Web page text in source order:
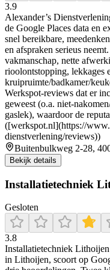
3.9
Alexander’s
de Google Places data en
snel bereikbare,
en afspraken serieus
vakmanschap, nette
rioolontstopping, lekkages
kruipruimte/badkamer/
Werkspot-reviews dat er
geweest (o.a. niet-
gaslek), waardoor de
([werkspot.nl](https://
dienstverlening/reviews))
Buitenbulkweg 2-28,
Bekijk details
Installatietechniek
Gesloten
3.8
Installatietechniek
in Lithoijen, scoort op